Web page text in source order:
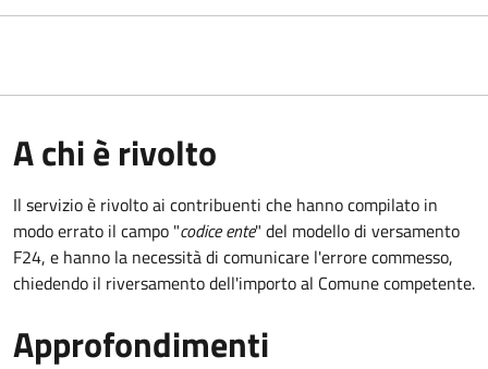
A chi è rivolto
Il servizio è rivolto ai contribuenti che hanno compilato in
modo errato il campo "codice ente" del modello di versamento
F24, e hanno la necessità di comunicare l'errore commesso,
chiedendo il riversamento dell'importo al Comune competente.
Approfondimenti